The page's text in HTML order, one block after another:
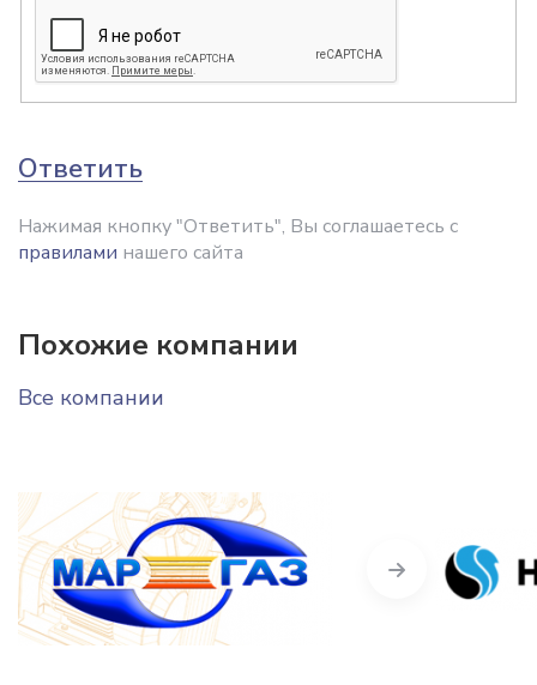
Ответить
Нажимая кнопку "Ответить", Вы соглашаетесь с
правилами нашего сайта
Похожие компании
Все компании
Next